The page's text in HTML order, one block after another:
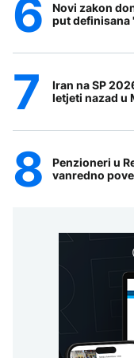
Novi zakon
put definisana
Iran na SP
letjeti nazad u
Penzioneri u
vanredno